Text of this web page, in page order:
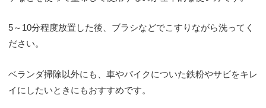
5～10分程度放置した後、ブラシなどでこすりながら洗ってく
ださい。
ベランダ掃除以外にも、車やバイクについた鉄粉やサビをキレ
イにしたいときにもおすすめです。